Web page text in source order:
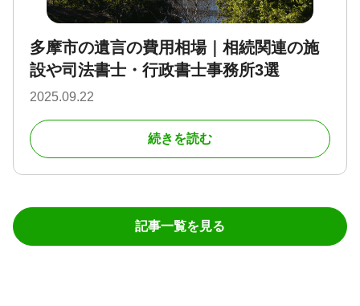
多摩市の遺言の費用相場｜相続関連の施
設や司法書士・行政書士事務所3選
2025.09.22
続きを読む
記事一覧を見る